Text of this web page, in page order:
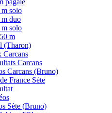
pagaie
m solo
duo
solo
m
(Tharon)
Carcans
Carcans
Carcans (Bruno)
France Sète
Sète (Bruno)